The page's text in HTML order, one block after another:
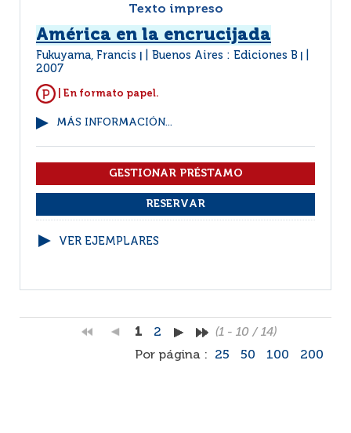
Texto impreso
América en la encrucijada
Fukuyama, Francis Buenos Aires : Ediciones B
2007
| En formato papel.
MÁS INFORMACIÓN...
VER EJEMPLARES
1 2
(1 - 10 / 14)
Por página :
25 50 100 200